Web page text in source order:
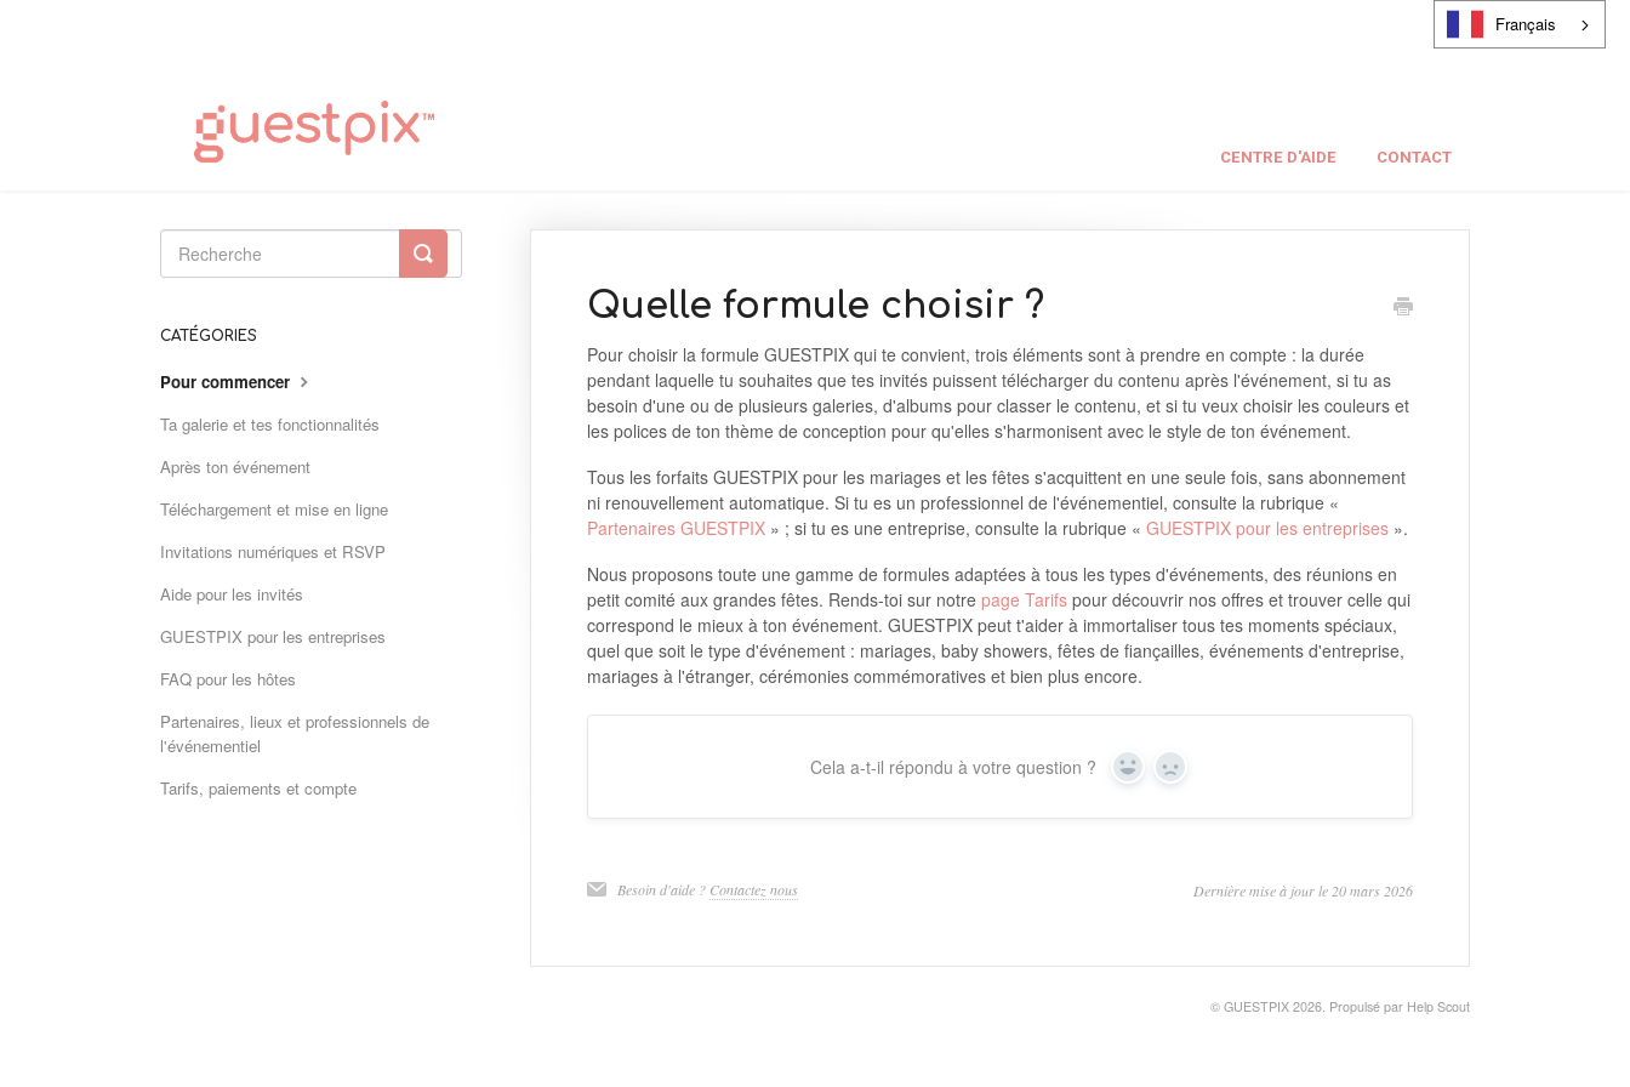
Français
CENTRE D'AIDE CONTACT
Quelle formule choisir ?
Pour choisir la formule GUESTPIX qui te convient, trois éléments sont à prendre en compte : la durée
pendant laquelle tu souhaites que tes invités puissent télécharger du contenu après l'événement, si tu as
besoin d'une ou de plusieurs galeries, d'albums pour classer le contenu, et si tu veux choisir les couleurs et
les polices de ton thème de conception pour qu'elles s'harmonisent avec le style de ton événement.
Tous les forfaits GUESTPIX pour les mariages et les fêtes s'acquittent en une seule fois, sans abonnement
ni renouvellement automatique. Si tu es un professionnel de l'événementiel, consulte la rubrique «
Partenaires GUESTPIX» ; si tu es une entreprise, consulte la rubrique « GUESTPIX pour les entreprises».
Nous proposons toute une gamme de formules adaptées à tous les types d'événements, des réunions en
petit comité aux grandes fêtes. Rends-toi sur notre page Tarifspour découvrir nos offres et trouver celle qui
correspond le mieux à ton événement. GUESTPIX peut t'aider à immortaliser tous tes moments spéciaux,
quel que soit le type d'événement : mariages, baby showers, fêtes de fiançailles, événements d'entreprise,
mariages à l'étranger, cérémonies commémoratives et bien plus encore.
Cela a-t-il répondu à votre question ? Oui Non
Besoin d'aide ? Contactez nous Dernière mise à jour le 20 mars 2026
Toggle
Search
CATÉGORIES
Pour commencer
Ta galerie et tes fonctionnalités
Après ton événement
Téléchargement et mise en ligne
Invitations numériques et RSVP
Aide pour les invités
GUESTPIX pour les entreprises
FAQ pour les hôtes
Partenaires, lieux et professionnels de
l'événementiel
Tarifs, paiements et compte
© GUESTPIX 2026. Propulsé par Help Scout